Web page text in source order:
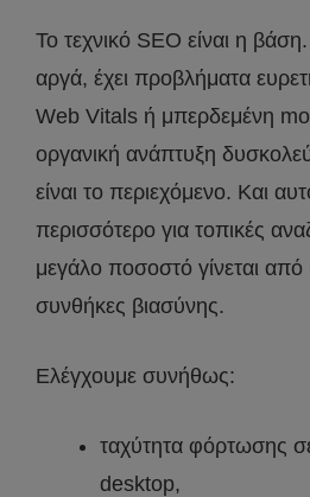
Το τεχνικό SEO είναι η
αργά, έχει προβλήματα
Web Vitals ή μπερδεμένη
οργανική ανάπτυξη
είναι το περιεχόμενο. Και
περισσότερο για τοπικές
μεγάλο ποσοστό γίνεται
συνθήκες βιασύνης.
Ελέγχουμε συνήθως:
ταχύτητα φόρτωσης
desktop,